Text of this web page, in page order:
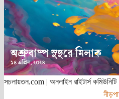
সচলায়তন.com | অনলাইন রাইটার্স